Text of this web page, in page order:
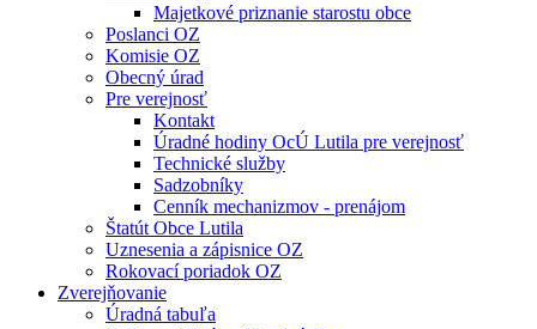
Majetkové priznanie starostu obce
Poslanci OZ
Komisie OZ
Obecný úrad
Pre verejnosť
Kontakt
Úradné hodiny OcÚ Lutila pre verejnosť
Technické služby
Sadzobníky
Cenník mechanizmov - prenájom
Štatút Obce Lutila
Uznesenia a zápisnice OZ
Rokovací poriadok OZ
Zverejňovanie
Úradná tabuľa